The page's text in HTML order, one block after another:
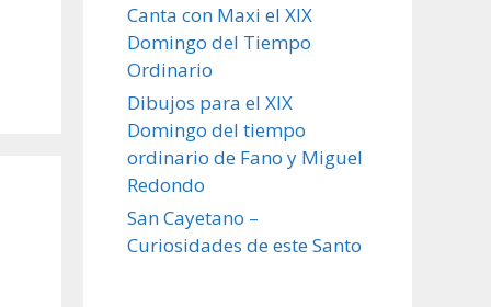
Canta con Maxi el XIX
Domingo del Tiempo
Ordinario
Dibujos para el XIX
Domingo del tiempo
ordinario de Fano y Miguel
Redondo
San Cayetano –
Curiosidades de este Santo